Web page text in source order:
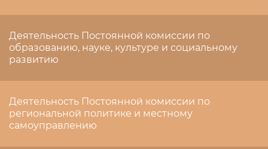
Деятельность Постоянной комиссии по
образованию, науке, культуре и социальному
развитию
Деятельность Постоянной комиссии по
региональной политике и местному
самоуправлению